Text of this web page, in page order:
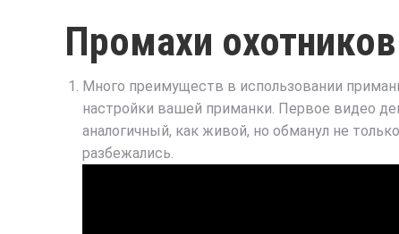
Промахи охотников
Много преимуществ в использовании
настройки вашей приманки. Первое видео
аналогичный, как живой, но обманул не
разбежались.